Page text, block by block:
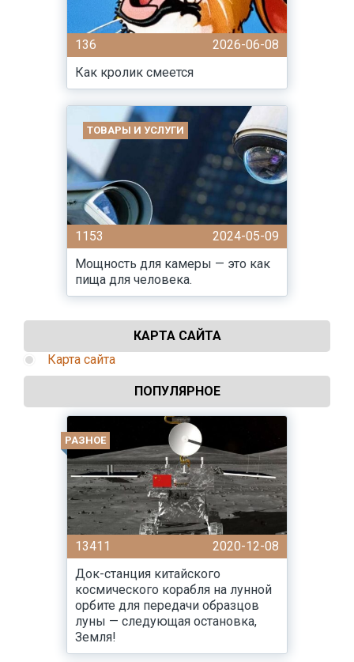
136
2026-06-08
Как кролик смеется
ТОВАРЫ И УСЛУГИ
1153
2024-05-09
Мощность для камеры — это как
пища для человека.
КАРТА САЙТА
Карта сайта
ПОПУЛЯРНОЕ
РАЗНОЕ
13411
2020-12-08
Док-станция китайского
космического корабля на лунной
орбите для передачи образцов
луны — следующая остановка,
Земля!